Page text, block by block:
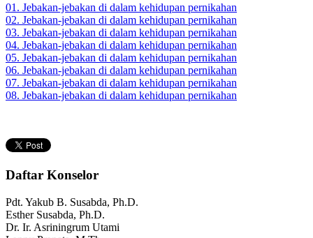
01. Jebakan-jebakan di dalam kehidupan pernikahan
02. Jebakan-jebakan di dalam kehidupan pernikahan
03. Jebakan-jebakan di dalam kehidupan pernikahan
04. Jebakan-jebakan di dalam kehidupan pernikahan
05. Jebakan-jebakan di dalam kehidupan pernikahan
06. Jebakan-jebakan di dalam kehidupan pernikahan
07. Jebakan-jebakan di dalam kehidupan pernikahan
08. Jebakan-jebakan di dalam kehidupan pernikahan
Daftar Konselor
Pdt. Yakub B. Susabda, Ph.D.
Esther Susabda, Ph.D.
Dr. Ir. Asriningrum Utami